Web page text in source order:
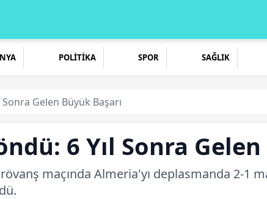
POLİTİKA SPOR SAĞLIK
Gelen Büyük Başarı
6 Yıl Sonra
maçında Almeria'yı deplasmanda 2-1